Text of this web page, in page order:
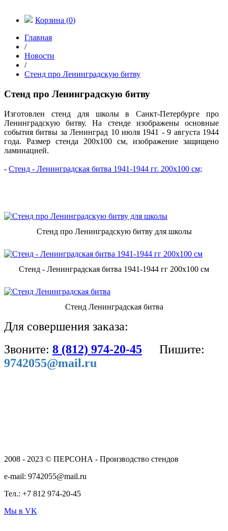
Корзина (0)
Главная
/
Новости
/
Стенд про Ленинградскую битву
Стенд про Ленинградскую битву
Изготовлен стенд для школы в Санкт-Петербурге про
Ленинградскую битву. На стенде изображены основные
события битвы за Ленинград 10 июля 1941 - 9 августа 1944
года. Размер стенда 200х100 см, изображение защищено
ламинацией.
- Стенд - Ленинградская битва 1941-1944 гг. 200х100 см;
Стенд про Ленинградскую битву для школы
Стенд - Ленинградская битва 1941-1944 гг 200х100 см
Стенд Ленинградская битва
Для совершения заказа:
Звоните: 8 (812) 974-20-45
Пишите:
9742055@mail.ru
2008 - 2023 © ПЕРСОНА - Производство стендов
e-mail: 9742055@mail.ru
Тел.: +7 812 974-20-45
Мы в VK